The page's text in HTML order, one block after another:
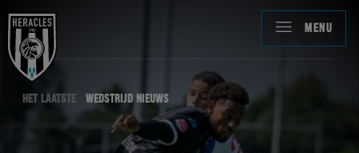
MENU
HET LAATSTE WEDSTRIJD NIEUWS